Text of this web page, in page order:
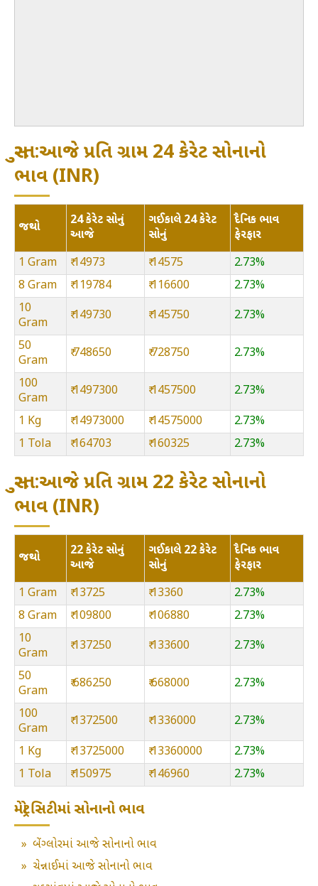
સુરત:આજે પ્રતિ ગ્રામ 24 કેરેટ સોનાનો
ભાવ (INR)
જથ્થો
24 કેરેટ સોનું
આજે
ગઈકાલે 24 કેરેટ
સોનું
દૈનિક ભાવ
ફેરફાર
1 Gram
₹ 14973 ₹ 14575
2.73%
8 Gram
₹ 119784 ₹ 116600
2.73%
10
Gram
₹ 149730 ₹ 145750 2.73%
50
Gram
₹ 748650 ₹ 728750 2.73%
100
Gram
₹ 1497300 ₹ 1457500 2.73%
1 Kg ₹ 14973000 ₹ 14575000
2.73%
1 Tola
₹ 164703 ₹ 160325 2.73%
સુરત:આજે પ્રતિ ગ્રામ 22 કેરેટ સોનાનો
ભાવ (INR)
જથ્થો
22 કેરેટ સોનું
આજે
ગઈકાલે 22 કેરેટ
સોનું
દૈનિક ભાવ
ફેરફાર
1 Gram
₹ 13725 ₹ 13360
2.73%
8 Gram
₹ 109800 ₹ 106880
2.73%
10
Gram
₹ 137250 ₹ 133600 2.73%
50
Gram
₹ 686250 ₹ 668000 2.73%
100
Gram
₹ 1372500 ₹ 1336000 2.73%
1 Kg ₹ 13725000 ₹ 13360000
2.73%
1 Tola
₹ 150975 ₹ 146960 2.73%
મેટ્રો સિટીમાં સોનાનો ભાવ
» બેંગ્લોરમાં આજે સોનાનો ભાવ
» ચેન્નાઈમાં આજે સોનાનો ભાવ